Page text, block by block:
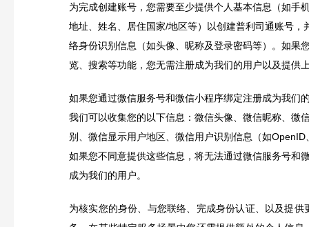
为完成创建账号，您需要至少提供个人基本信息（如手
地址、姓名、居住国家/地区等）以创建普利司通账号，
络身份识别信息（如头像、昵称及登录密码等）。如果
览、搜索等功能，您无需注册成为我们的用户以及提供
如果您通过微信服务号和微信小程序绑定注册成为我们
我们可以收集您的以下信息：微信头像、微信昵称、微
别、微信显示用户地区、微信用户识别信息（如OpenID
如果您不同意提供这些信息，将无法通过微信服务号和
成为我们的用户。
为核实您的身份、与您联络、完成身份认证、以及提供